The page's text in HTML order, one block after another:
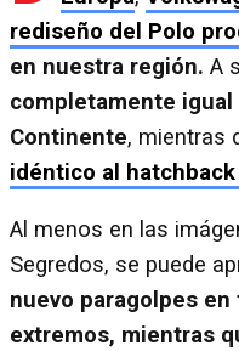
rediseño del Polo
en nuestra región. A
completamente igual
Continente, mientras
idéntico al
Al menos en las
Segredos, se puede
nuevo paragolpes
extremos, mientras